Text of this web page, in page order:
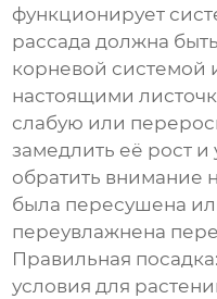
функционирует
рассада должна
корневой системой
настоящими
слабую или
замедлить её рост
обратить внимание
была пересушена
переувлажнена
Правильная
условия для